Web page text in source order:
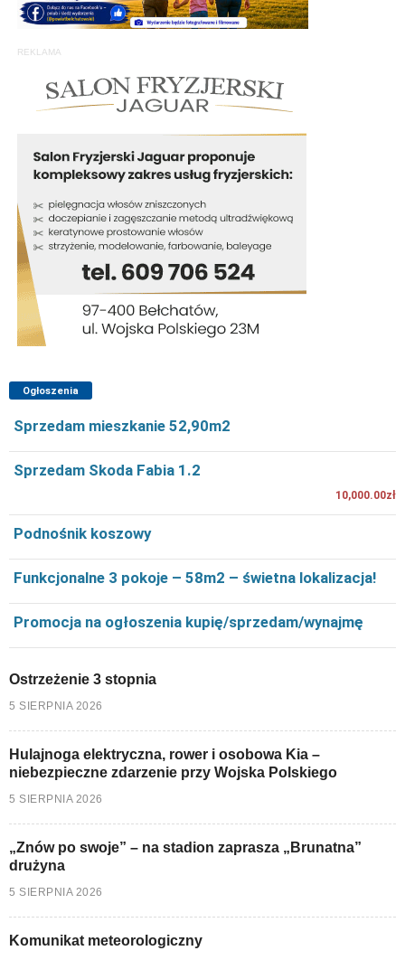
REKLAMA
Ogłoszenia
Sprzedam mieszkanie 52,90m2
Sprzedam Skoda Fabia 1.2
10,000.00zł
Podnośnik koszowy
Funkcjonalne 3 pokoje – 58m2 – świetna lokalizacja!
Promocja na ogłoszenia kupię/sprzedam/wynajmę
Ostrzeżenie 3 stopnia
5 SIERPNIA 2026
Hulajnoga elektryczna, rower i osobowa Kia –
niebezpieczne zdarzenie przy Wojska Polskiego
5 SIERPNIA 2026
„Znów po swoje” – na stadion zaprasza „Brunatna”
drużyna
5 SIERPNIA 2026
Komunikat meteorologiczny